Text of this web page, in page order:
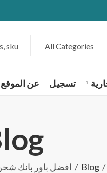
تسجيل عن الموقع
Blog افضل باور بانك شحن